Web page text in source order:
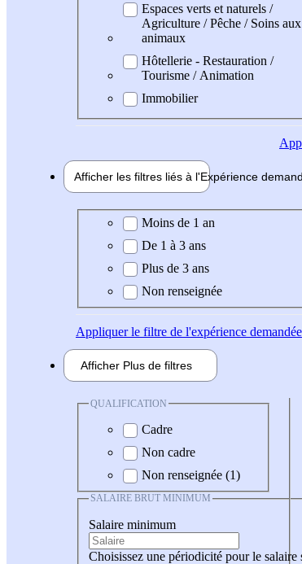
Espaces verts et naturels /
Agriculture / Pêche / Soins aux
animaux
Hôtellerie - Restauration /
Tourisme / Animation
Immobilier
Afficher les filtres liés à l'Expérience
Expérience demandée
Moins de 1 an
De 1 à 3 ans
Plus de 3 ans
Non renseignée
Appliquerle filtre de l'expérience demandée
Afficher Plus de filtres
QUALIFICATION
Cadre
Non cadre
Non renseignée (1)
SALAIRE BRUT MINIMUM
Salaire minimum
Choisissez une périodicité pour le salaire